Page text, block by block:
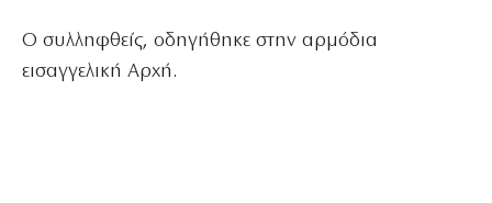
Ο συλληφθείς, οδηγήθηκε στην αρμόδια
εισαγγελική Αρχή.